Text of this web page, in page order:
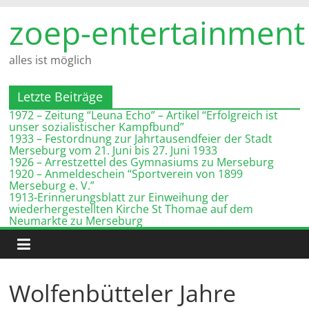
Inhalt
springen
zoep-entertainment
alles ist möglich
Letzte Beiträge
1972 – Zeitung “Leuna Echo” – Artikel “Erfolgreich ist
unser sozialistischer Kampfbund”
1933 – Festordnung zur Jahrtausendfeier der Stadt
Merseburg vom 21. Juni bis 27. Juni 1933
1926 – Arrestzettel des Gymnasiums zu Merseburg
1920 – Anmeldeschein “Sportverein von 1899
Merseburg e. V.”
1913-Erinnerungsblatt zur Einweihung der
wiederhergestellten Kirche St Thomae auf dem
Neumarkte zu Merseburg
Wolfenbütteler Jahre